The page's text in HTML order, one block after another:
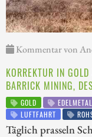
Kommentar von
KORREKTUR IN
BARRICK MINING,
GOLD
LUFTFAHRT
Täglich prasseln